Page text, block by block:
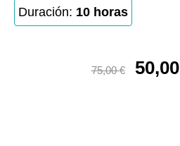
Duración: 10 horas
75,00€ 50,00